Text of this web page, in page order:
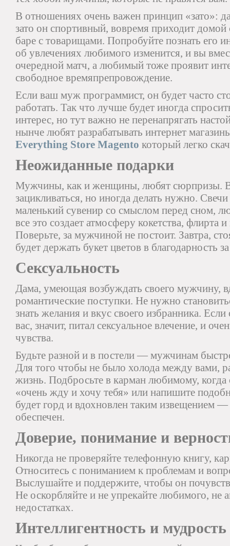
В отношениях очень важен принцип «зато»:
зато он спортивный, вовремя приходит домой
баре с товарищами. Попробуйте познать его
об увлечениях любимого изменится, и вы
очередной матч, а любимый тоже проявит
свободное времяпрепровождение.
Если ваш муж программист, он будет часто
работать. Так что лучше будет иногда
интерес, но тут важно не перенапрягать
нынче любят разрабатывать интернет
Everything Store Magento который легко
Неожиданные подарки
Мужчины, как и женщины, любят сюрпризы.
зацикливаться, но иногда делать нужно.
маленький сувенир со смыслом перед сном,
все это создает атмосферу кокетства, флирта
Поверьте, за мужчиной не постоит. Завтра,
будет держать букет цветов в благодарность
Сексуальность
Дама, умеющая возбуждать своего мужчину,
романтические поступки. Не нужно
знать желания и вкус своего избранника.
вас, значит, питал сексуальное влечение, и
чувства.
Будьте разной и в постели — мужчинам
Для того чтобы не было холода между вами,
жизнь. Подбросьте в карман любимому, когда
«очень жду и хочу тебя» или напишите
будет горд и вдохновлен таким извещением
обеспечен.
Доверие, понимание и
Никогда не проверяйте телефонную книгу,
Относитесь с пониманием к проблемам и
Выслушайте и поддержите, чтобы он
Не оскорбляйте и не упрекайте любимого, не
недостатках.
Интеллигентность и мудрость